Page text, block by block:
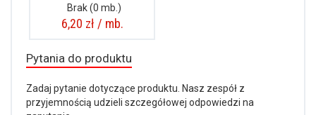
Brak(0 mb.)
6,20 zł / mb.
Pytania do produktu
Zadaj pytanie dotyczące produktu. Nasz zespół z
przyjemnością udzieli szczegółowej odpowiedzi na